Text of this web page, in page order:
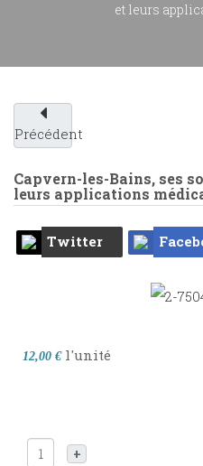
et leurs
Précédent
Capvern-les-Bains, ses
leurs applications
Twitter
12,00 € l'unité
+